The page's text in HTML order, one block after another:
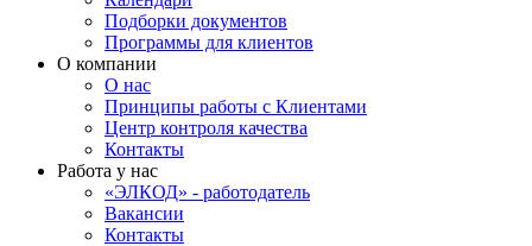
Подборки документов
Программы для клиентов
О компании
О нас
Принципы работы с Клиентами
Центр контроля качества
Контакты
Работа у нас
«ЭЛКОД» - работодатель
Вакансии
Контакты